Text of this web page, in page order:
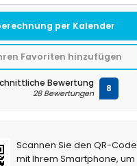
per Kalender
Favoriten hinzufügen
Bewertung
28 Bewertungen 8
Scannen Sie den QR-Code
mit Ihrem Smartphone, um